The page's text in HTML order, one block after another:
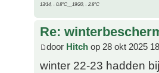
13/14, - 0.8°C__19/20, - 2.8°C
Re:
door Hitch op 28 okt 2025
winter 22-23 hadden